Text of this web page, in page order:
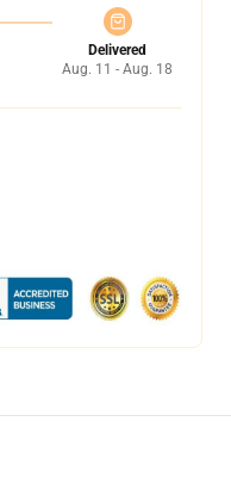
Delivered
Aug. 11 - Aug. 18